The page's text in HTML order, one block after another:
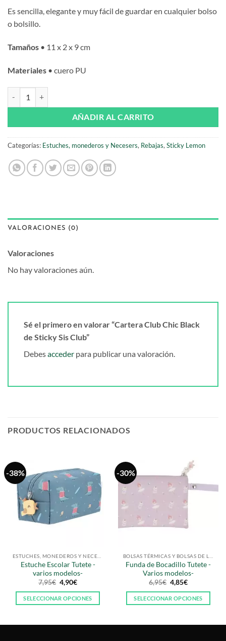
Es sencilla, elegante y muy fácil de guardar en cualquier bolso
o bolsillo.
Tamaños • 11 x 2 x 9 cm
Materiales • cuero PU
AÑADIR AL CARRITO
Categorías: Estuches, monederos y Necesers, Rebajas,Sticky Lemon
VALORACIONES (0)
Valoraciones
No hay valoraciones aún.
Sé el primero en valorar “Cartera Club Chic Black
de Sticky Sis Club”
Debesacceder para publicar una valoración.
PRODUCTOS RELACIONADOS
-38%
Estuche Escolar Tutete -
varios modelos-
7,95€ El
precio
original
era:
4,90€El
actual
es:
SELECCIONAR OPCIONES
-30%
Funda de Bocadillo Tutete -
Varios modelos-
6,95€ El
precio
original
era:
4,85€El
actual
es:
SELECCIONAR OPCIONES